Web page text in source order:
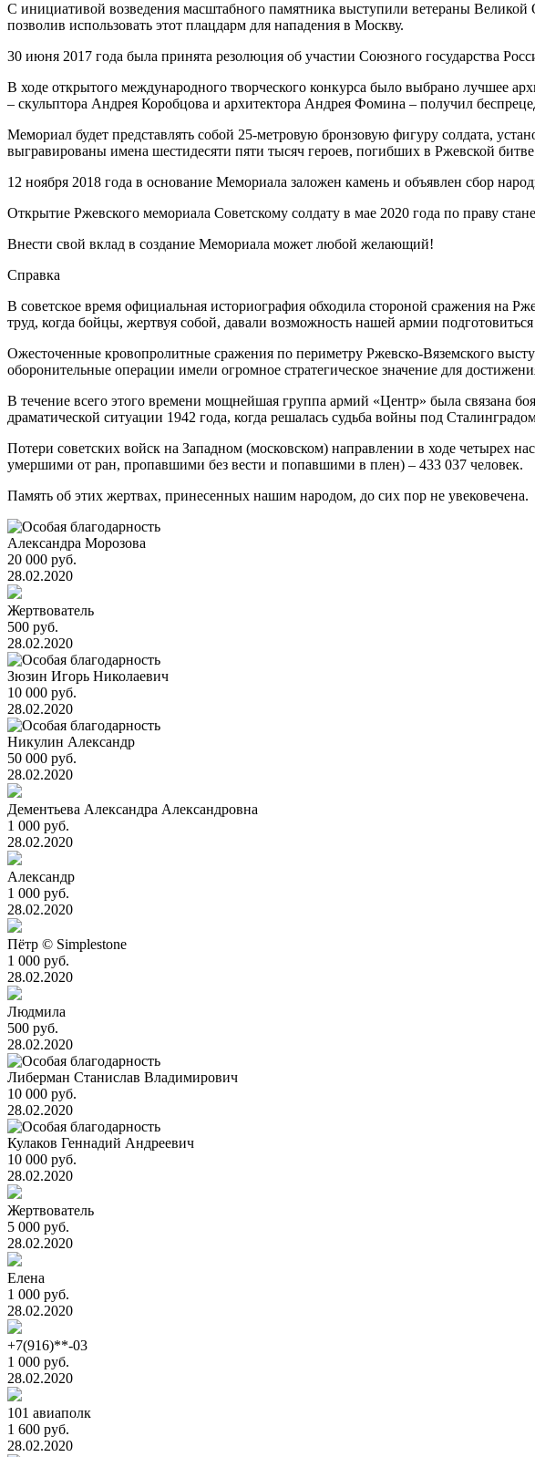
С инициативой возведения масштабного памятника выступили ветераны
позволив использовать этот плацдарм для нападения в Москву.
30 июня 2017 года была принята резолюция об участии Союзного государства
В ходе открытого международного творческого конкурса было выбрано лучшее
– скульптора Андрея Коробцова и архитектора Андрея Фомина – получил
Мемориал будет представлять собой 25-метровую бронзовую фигуру солдата,
выгравированы имена шестидесяти пяти тысяч героев, погибших в Ржевской
12 ноября 2018 года в основание Мемориала заложен камень и объявлен сбор
Открытие Ржевского мемориала Советскому солдату в мае 2020 года по праву
Внести свой вклад в создание Мемориала может любой желающий!
Справка
В советское время официальная историография обходила стороной сражения на
труд, когда бойцы, жертвуя собой, давали возможность нашей армии
Ожесточенные кровопролитные сражения по периметру Ржевско-Вяземского
оборонительные операции имели огромное стратегическое значение для
В течение всего этого времени мощнейшая группа армий «Центр» была связана
драматической ситуации 1942 года, когда решалась судьба войны под
Потери советских войск на Западном (московском) направлении в ходе четырех
умершими от ран, пропавшими без вести и попавшими в плен) – 433 037 человек.
Память об этих жертвах, принесенных нашим народом, до сих пор не увековечена.
Александра Морозова
20 000 руб.
28.02.2020
Жертвователь
500 руб.
28.02.2020
Зюзин Игорь Николаевич
10 000 руб.
28.02.2020
Никулин Александр
50 000 руб.
28.02.2020
Дементьева Александра Александровна
1 000 руб.
28.02.2020
Александр
1 000 руб.
28.02.2020
Пётр © Simplestone
1 000 руб.
28.02.2020
Людмила
500 руб.
28.02.2020
Либерман Станислав Владимирович
10 000 руб.
28.02.2020
Кулаков Геннадий Андреевич
10 000 руб.
28.02.2020
Жертвователь
5 000 руб.
28.02.2020
Елена
1 000 руб.
28.02.2020
+7(916)**-03
1 000 руб.
28.02.2020
101 авиаполк
1 600 руб.
28.02.2020